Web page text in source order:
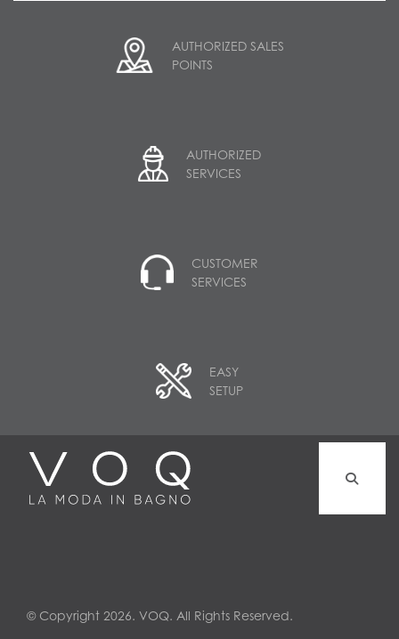
AUTHORIZED SALES
POINTS
AUTHORIZED
SERVICES
CUSTOMER
SERVICES
EASY
SETUP
© Copyright 2026. VOQ. All Rights Reserved.